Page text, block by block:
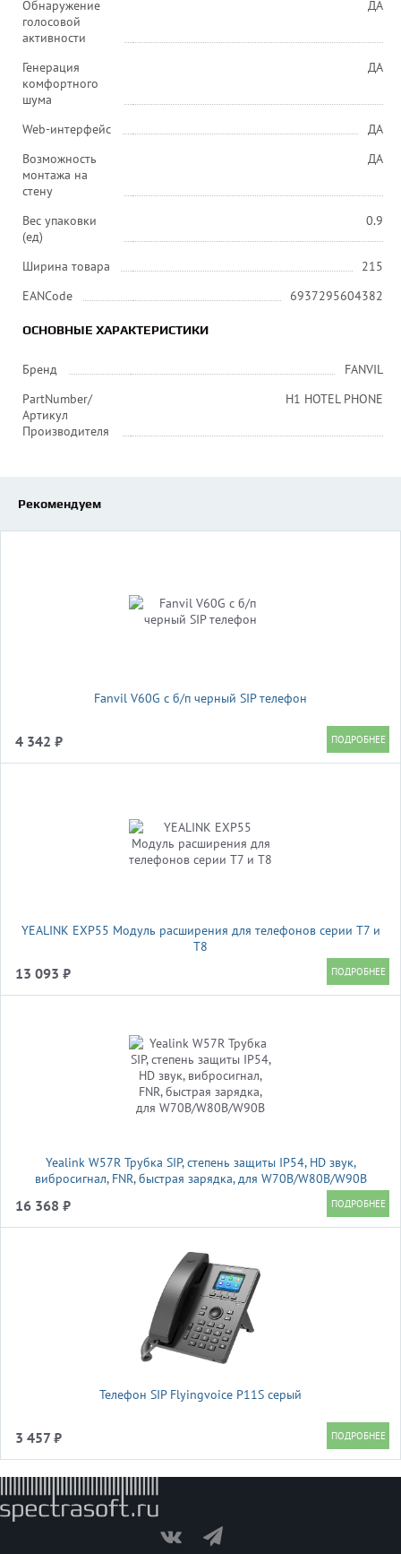
Обнаружение
голосовой
активности
ДА
Генерация
комфортного
шума
ДА
Web-интерфейс
ДА
Возможность
монтажа на
стену
ДА
Вес упаковки
(ед)
0.9
Ширина товара
215
EANCode
6937295604382
ОСНОВНЫЕ ХАРАКТЕРИСТИКИ
Бренд
FANVIL
PartNumber/
Артикул
Производителя
H1 HOTEL PHONE
Рекомендуем
Fanvil V60G c б/п черный SIP телефон
4 342 ₽
YEALINK EXP55 Модуль расширения для телефонов серии Т7 и
T8
13 093 ₽
Yealink W57R Трубка SIP, степень защиты IP54, HD звук,
вибросигнал, FNR, быстрая зарядка, для W70B/W80B/W90B
16 368 ₽
Телефон SIP Flyingvoice P11S серый
3 457 ₽